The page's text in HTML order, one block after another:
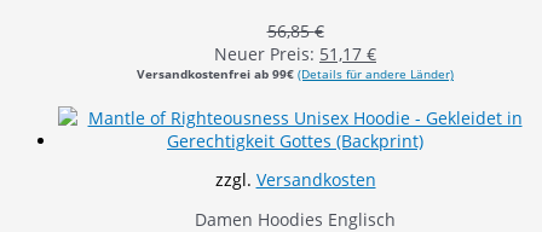
56,85€
Neuer Preis: 51,17 €
Versandkostenfrei ab 99€ (Details für andere Länder)
zzgl. Versandkosten
Damen Hoodies Englisch